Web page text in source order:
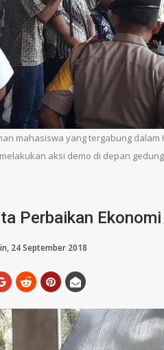
mahasiswa yang tergabung
melakukan aksi demo di depan gedung
Perbaikan
24 September 2018